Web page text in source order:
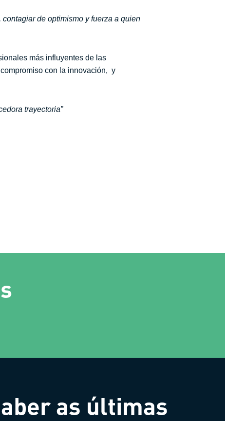
de optimismo y fuerza a quien
más influyentes de las
con la innovación, y
trayectoria”
as últimas